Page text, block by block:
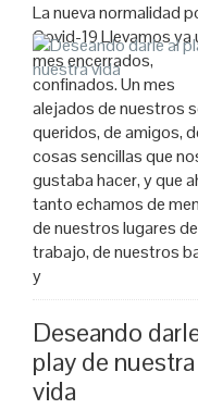
La nueva normalidad
Covid-19 Llevamos ya
mes encerrados,
confinados. Un mes
alejados de nuestros
queridos, de amigos,
cosas sencillas que
gustaba hacer, y que
tanto echamos de
de nuestros lugares de
trabajo, de nuestros
y
Deseando
play de nuestra
vida